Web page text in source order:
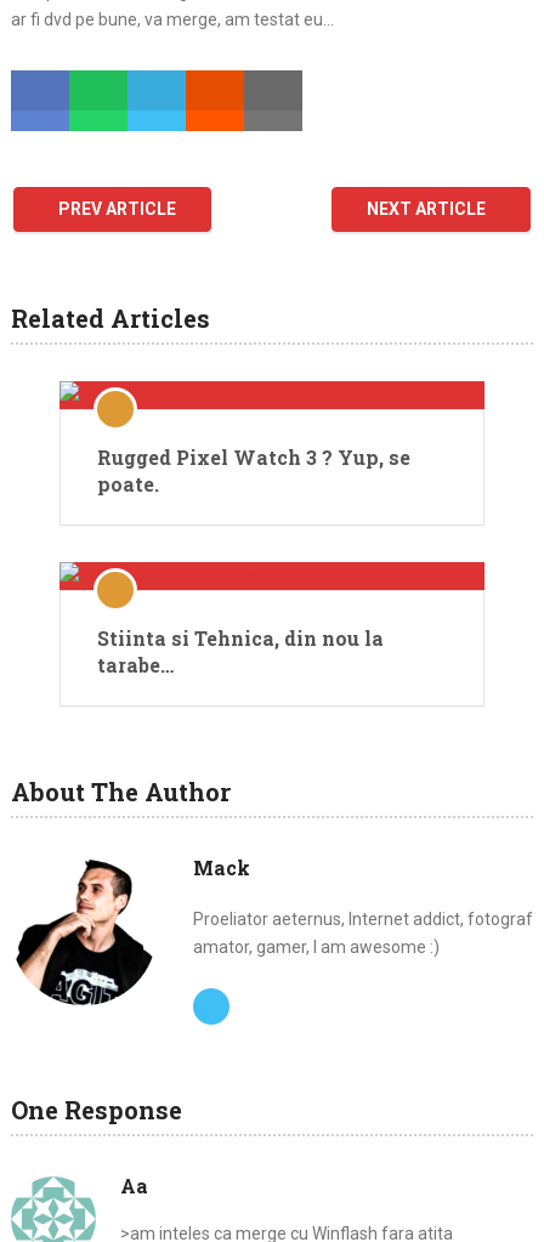
ar fi dvd pe bune, va merge, am testat eu…
PREV ARTICLE NEXT ARTICLE
Related Articles
Rugged Pixel Watch 3 ? Yup, se
poate.
Stiinta si Tehnica, din nou la
tarabe…
About The Author
Mack
Proeliator aeternus, Internet addict, fotograf
amator, gamer, I am awesome :)
One Response
Aa
>am inteles ca merge cu Winflash fara atita